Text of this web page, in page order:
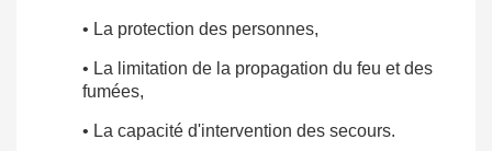
• La protection des personnes,
• La limitation de la propagation du feu et des
fumées,
• La capacité d'intervention des secours.